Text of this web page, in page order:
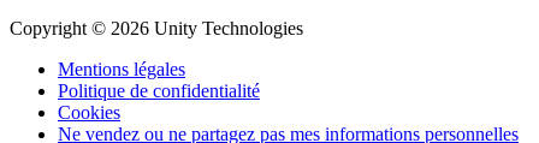
Copyright © 2026 Unity Technologies
Mentions légales
Politique de confidentialité
Cookies
Ne vendez ou ne partagez pas mes informations personnelles